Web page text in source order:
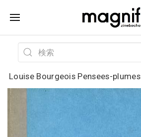
Louise Bourgeois Pensees-plumes